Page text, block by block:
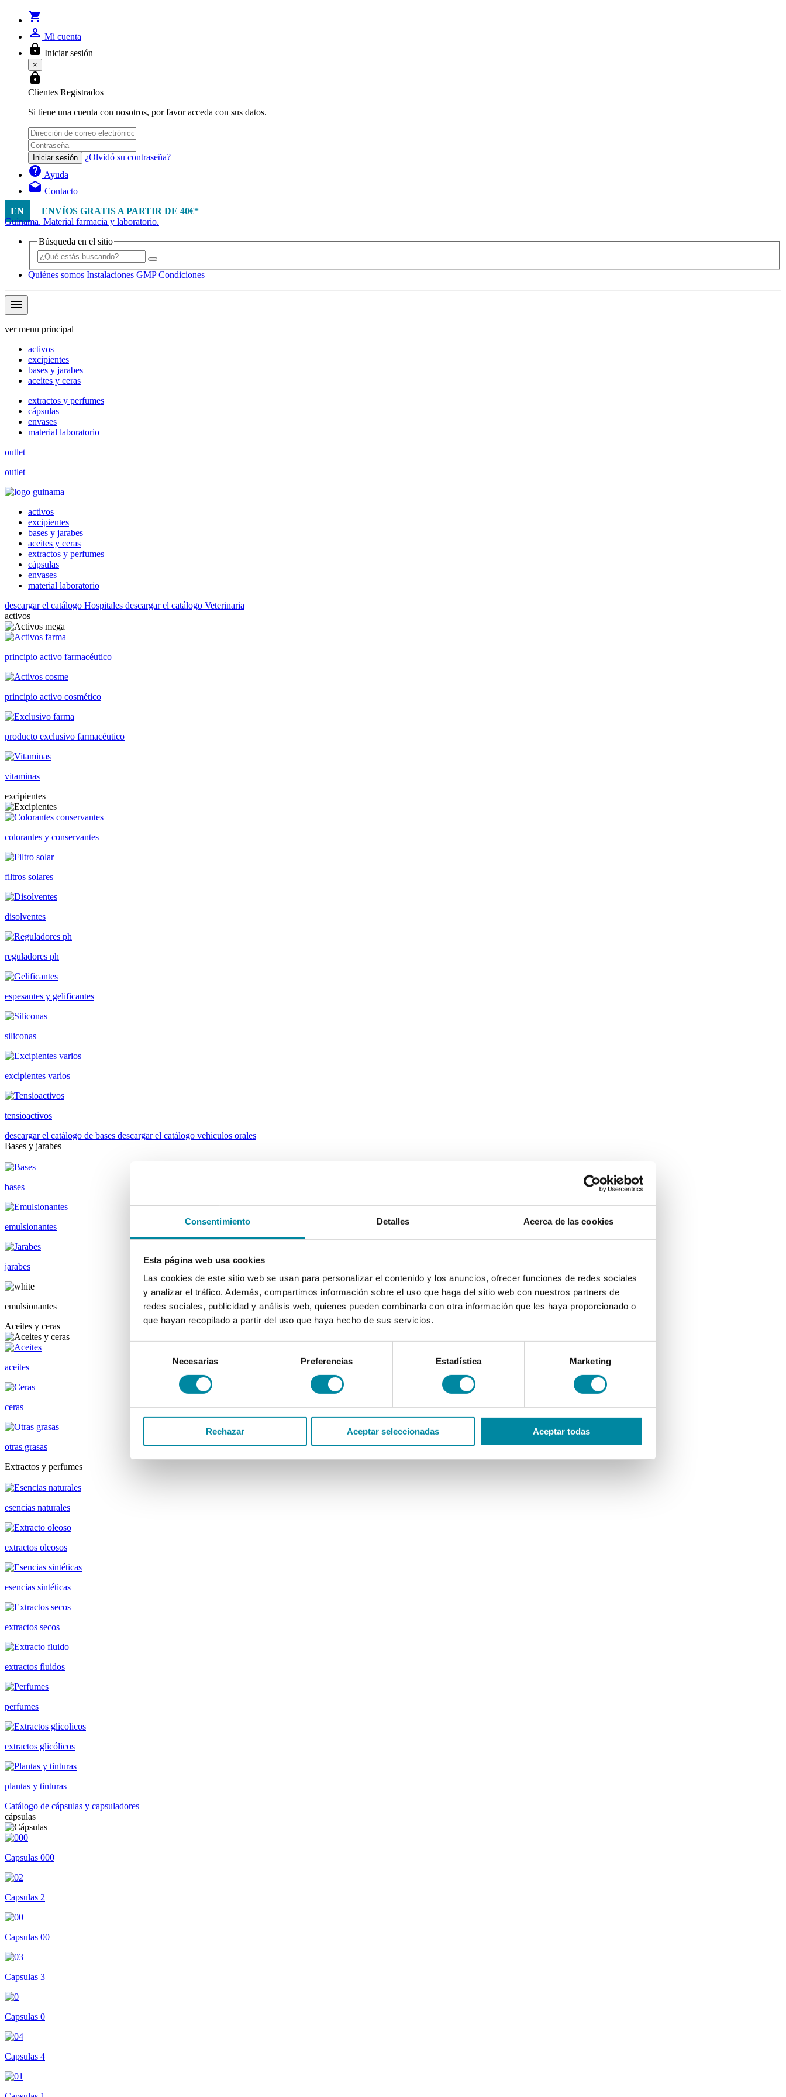
Consentimiento Detalles Acerca de las cookies
Esta página web usa cookies
Las cookies de este sitio web se usan para personalizar el contenido y los anuncios, ofrecer funciones de redes sociales
y analizar el tráfico. Además, compartimos información sobre el uso que haga del sitio web con nuestros partners de
redes sociales, publicidad y análisis web, quienes pueden combinarla con otra información que les haya proporcionado o
que hayan recopilado a partir del uso que haya hecho de sus servicios.
consentimiento
Necesarias Preferencias Estadística Marketing
Rechazar Aceptar seleccionadas Aceptar todas
shopping_cart
person_outline Mi cuenta
lock Iniciar sesión
×
lock
Clientes Registrados
Si tiene una cuenta con nosotros, por favor acceda con sus datos.
Iniciar sesión ¿Olvidó su contraseña?
help Ayuda
drafts Contacto
EN
ENVÍOS GRATIS A PARTIR DE 40€*
Guinama. Material farmacia y laboratorio.
Búsqueda en el sitio
Quiénes somos Instalaciones GMP Condiciones
menu
ver menu principal
activos
excipientes
bases y jarabes
aceites y ceras
extractos y perfumes
cápsulas
envases
material laboratorio
outlet
outlet
activos
excipientes
bases y jarabes
aceites y ceras
extractos y perfumes
cápsulas
envases
material laboratorio
descargar el catálogo Hospitales descargar el catálogo Veterinaria
activos
principio activo farmacéutico
principio activo cosmético
producto exclusivo farmacéutico
vitaminas
excipientes
colorantes y conservantes
filtros solares
disolventes
reguladores ph
espesantes y gelificantes
siliconas
excipientes varios
tensioactivos
descargar el catálogo de bases descargar el catálogo vehiculos orales
Bases y jarabes
bases
emulsionantes
jarabes
emulsionantes
Aceites y ceras
aceites
ceras
otras grasas
Extractos y perfumes
esencias naturales
extractos oleosos
esencias sintéticas
extractos secos
extractos fluidos
perfumes
extractos glicólicos
plantas y tinturas
Catálogo de cápsulas y capsuladores
cápsulas
Capsulas 000
Capsulas 2
Capsulas 00
Capsulas 3
Capsulas 0
Capsulas 4